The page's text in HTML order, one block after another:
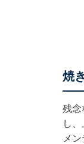
焼
残念
し
メ